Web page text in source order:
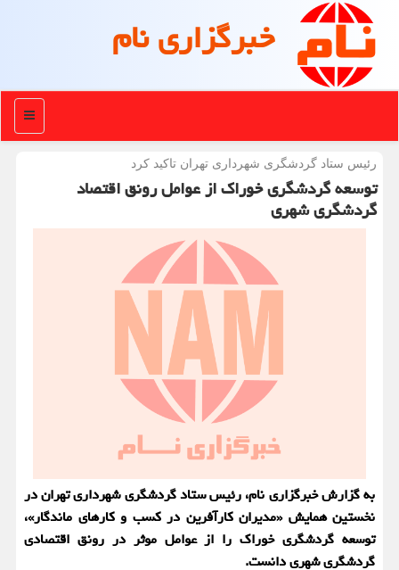
خبرگزاری نام
منو
رئیس ستاد گردشگری شهرداری تهران تاكید كرد
توسعه گردشگری خوراک از عوامل رونق اقتصاد
گردشگری شهری
به گزارش خبرگزاری نام، رئیس ستاد گردشگری شهرداری تهران در
نخستین همایش «مدیران کارآفرین در کسب و کارهای ماندگار»،
توسعه گردشگری خوراک را از عوامل موثر در رونق اقتصادی
گردشگری شهری دانست.